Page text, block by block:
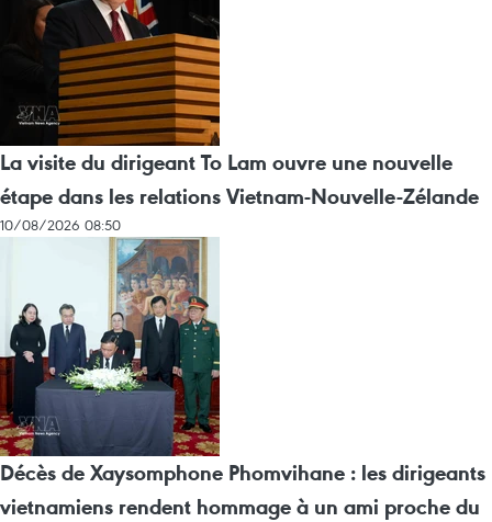
La visite du dirigeant To Lam ouvre une nouvelle
étape dans les relations Vietnam-Nouvelle-Zélande
10/08/2026 08:50
Décès de Xaysomphone Phomvihane : les dirigeants
vietnamiens rendent hommage à un ami proche du